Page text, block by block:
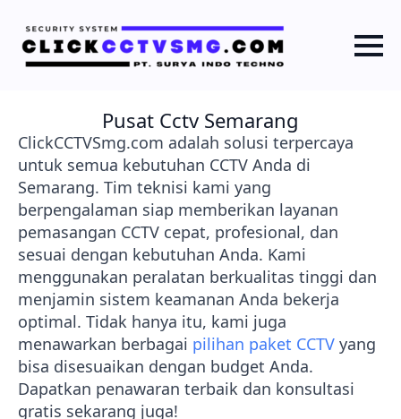
Pusat Cctv Semarang
ClickCCTVSmg.com adalah solusi terpercaya
untuk semua kebutuhan CCTV Anda di
Semarang. Tim teknisi kami yang
berpengalaman siap memberikan layanan
pemasangan CCTV cepat, profesional, dan
sesuai dengan kebutuhan Anda. Kami
menggunakan peralatan berkualitas tinggi dan
menjamin sistem keamanan Anda bekerja
optimal. Tidak hanya itu, kami juga
menawarkan berbagai pilihan paket CCTV yang
bisa disesuaikan dengan budget Anda.
Dapatkan penawaran terbaik dan konsultasi
gratis sekarang juga!